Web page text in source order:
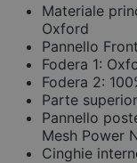
Materiale
Oxford
Pannello
Fodera 1:
Fodera 2:
Parte
Pannello
Mesh Power
Cinghie